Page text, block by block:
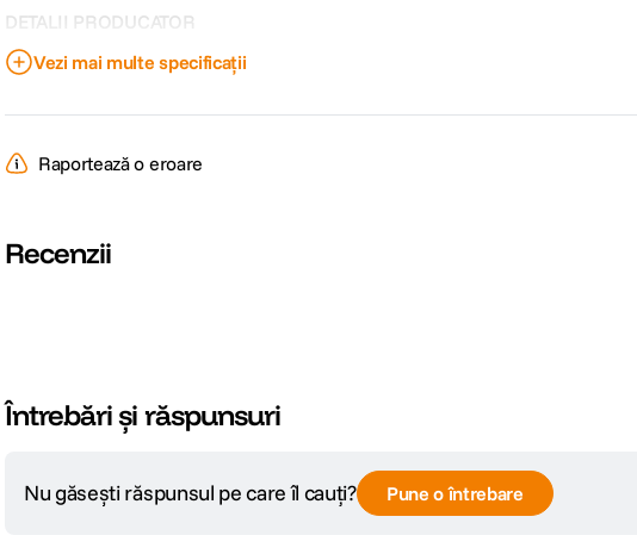
DETALII PRODUCATOR
Cod producator
Vezi mai multe specificații
Raportează o eroare
Recenzii
Întrebări și răspunsuri
Nu găsești răspunsul pe care îl cauți? Pune o întrebare